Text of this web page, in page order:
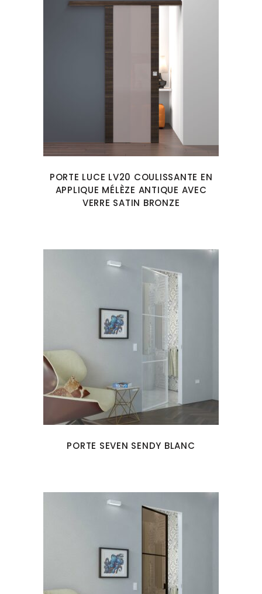
PORTE LUCE LV20 COULISSANTE EN
APPLIQUE MÉLÈZE ANTIQUE AVEC
VERRE SATIN BRONZE
PORTE SEVEN SENDY BLANC